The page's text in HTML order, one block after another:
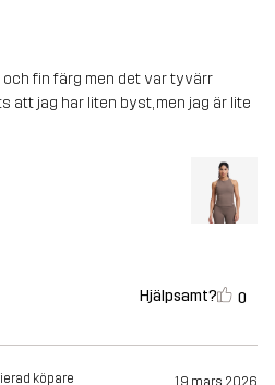
fin färg men det var tyvärr
att jag har liten byst, men jag är lite
Hjälpsamt? 0
köpare 19 mars 2026